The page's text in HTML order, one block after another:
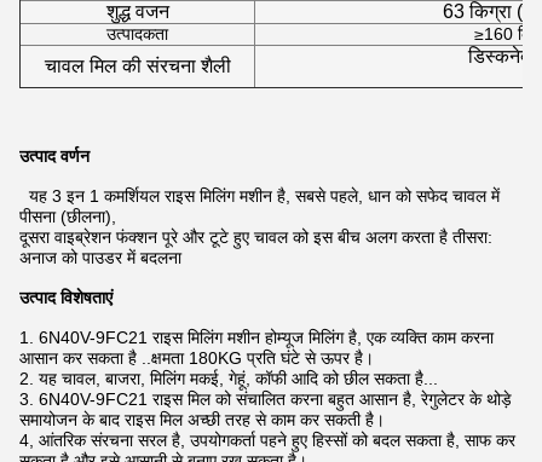
शुद्ध वजन 63 किग्रा
उत्पादकता ≥160
चावल मिल की संरचना शैली डिस्कनेक्ट
उत्पाद वर्णन
यह 3 इन 1 कमर्शियल राइस मिलिंग मशीन है, सबसे पहले, धान को सफेद चावल में
पीसना (छीलना),
दूसरा वाइब्रेशन फंक्शन पूरे और टूटे हुए चावल को इस बीच अलग करता है तीसरा:
अनाज को पाउडर में बदलना
उत्पाद विशेषताएं
1. 6N40V-9FC21 राइस मिलिंग मशीन होम्यूज मिलिंग है, एक व्यक्ति काम करना
आसान कर सकता है ..क्षमता 180KG प्रति घंटे से ऊपर है।
2. यह चावल, बाजरा, मिलिंग मकई, गेहूं, कॉफी आदि को छील सकता है...
3. 6N40V-9FC21 राइस मिल को संचालित करना बहुत आसान है, रेगुलेटर के थोड़े
समायोजन के बाद राइस मिल अच्छी तरह से काम कर सकती है।
4, आंतरिक संरचना सरल है, उपयोगकर्ता पहने हुए हिस्सों को बदल सकता है, साफ कर